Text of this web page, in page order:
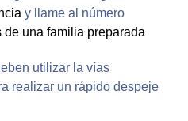
y llame al número
de una familia preparada
utilizar la vías
realizar un rápido despeje